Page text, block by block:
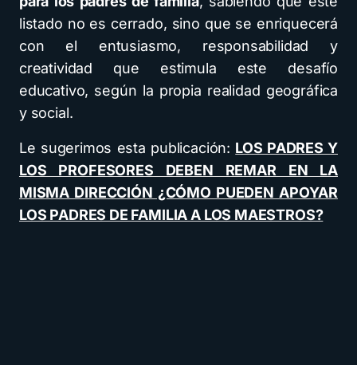
listado no es cerrado, sino que se enriquecerá
con el entusiasmo, responsabilidad y
creatividad que estimula este desafío
educativo, según la propia realidad geográfica
y social.
Le sugerimos esta publicación: LOS PADRES Y
LOS PROFESORES DEBEN REMAR EN LA
MISMA DIRECCIÓN ¿CÓMO PUEDEN APOYAR
LOS PADRES DE FAMILIA A LOS MAESTROS?